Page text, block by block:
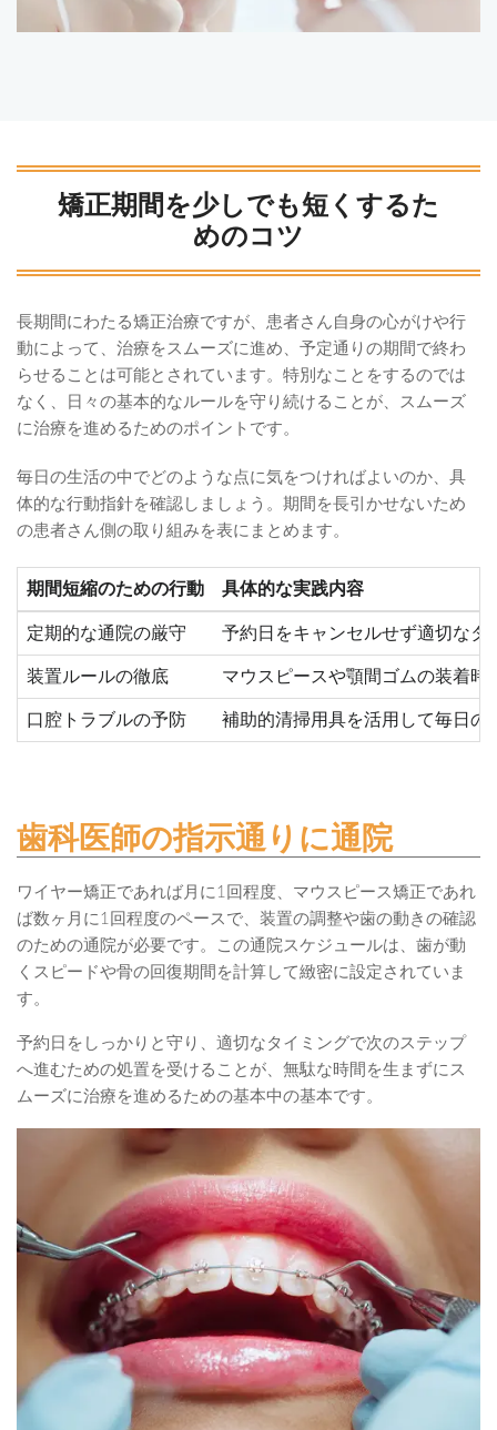
矯正期間を少しでも短くするた
めのコツ
長期間にわたる矯正治療ですが、患者さん自身の心がけや行
動によって、治療をスムーズに進め、予定通りの期間で終わ
らせることは可能とされています。特別なことをするのでは
なく、日々の基本的なルールを守り続けることが、スムーズ
に治療を進めるためのポイントです。
毎日の生活の中でどのような点に気をつければよいのか、具
体的な行動指針を確認しましょう。期間を長引かせないため
の患者さん側の取り組みを表にまとめます。
期間短縮のための行動 具体的な実践内容
定期的な通院の厳守 予約日をキャンセルせず適切なタ
装置ルールの徹底 マウスピースや顎間ゴムの装着時
口腔トラブルの予防 補助的清掃用具を活用して毎日の
歯科医師の指示通りに通院
ワイヤー矯正であれば月に1回程度、マウスピース矯正であれ
ば数ヶ月に1回程度のペースで、装置の調整や歯の動きの確認
のための通院が必要です。この通院スケジュールは、歯が動
くスピードや骨の回復期間を計算して緻密に設定されていま
す。
予約日をしっかりと守り、適切なタイミングで次のステップ
へ進むための処置を受けることが、無駄な時間を生まずにス
ムーズに治療を進めるための基本中の基本です。